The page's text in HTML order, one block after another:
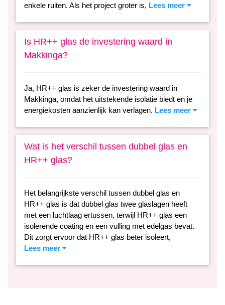
enkele ruiten. Als het project groter is, Lees meer
Is HR++ glas de investering waard in
Makkinga?
Ja, HR++ glas is zeker de investering waard in
Makkinga, omdat het uitstekende isolatie biedt en je
energiekosten aanzienlijk kan verlagen. Lees meer
Wat is het verschil tussen dubbel glas en
HR++ glas?
Het belangrijkste verschil tussen dubbel glas en
HR++ glas is dat dubbel glas twee glaslagen heeft
met een luchtlaag ertussen, terwijl HR++ glas een
isolerende coating en een vulling met edelgas bevat.
Dit zorgt ervoor dat HR++ glas beter isoleert,
Lees meer